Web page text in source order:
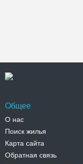
Общее
О нас
Поиск жилья
Карта сайта
Обратная связь